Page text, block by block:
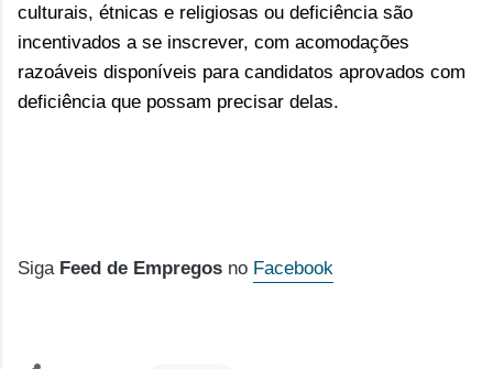
culturais, étnicas e religiosas ou deficiência são
incentivados a se inscrever, com acomodações
razoáveis ​​disponíveis para candidatos aprovados com
deficiência que possam precisar delas.
Siga Feed de Empregos no Facebook